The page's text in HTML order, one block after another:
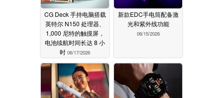
CG Deck 手持电脑搭载
英特尔 N150 处理器、
1,000 尼特的触摸屏，
电池续航时间长达 8 小
时 06/17/2026
新款EDC手电筒配备激
光和紫外线功能
06/15/2026